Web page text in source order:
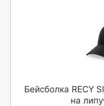
Бейсболка RECY
на